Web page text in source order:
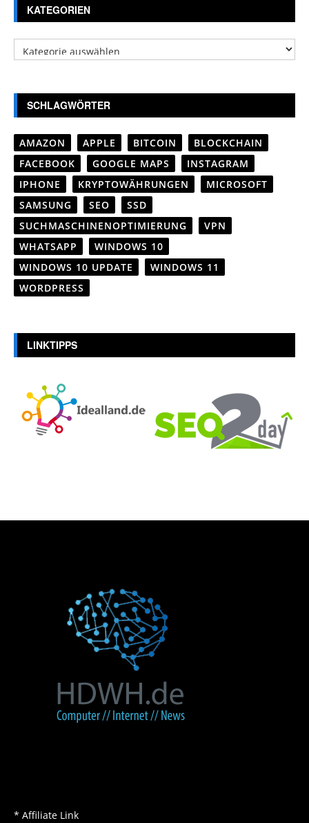
KATEGORIEN
Kategorien
SCHLAGWÖRTER
AMAZON APPLE BITCOIN
BLOCKCHAIN
FACEBOOK
GOOGLE MAPS
INSTAGRAM
IPHONE
KRYPTOWÄHRUNGEN
MICROSOFT
SAMSUNG
SEO
SSD
SUCHMASCHINENOPTIMIERUNG
VPN
WHATSAPP
WINDOWS 10
WINDOWS 10 UPDATE
WINDOWS 11
WORDPRESS
LINKTIPPS
* Affiliate Link